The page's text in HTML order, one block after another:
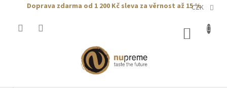
Doprava zdarma od 1 200 Kčsleva za věrnost až 15 %
CZK